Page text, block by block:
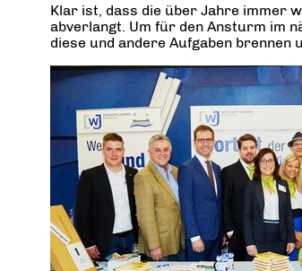
Klar ist, dass die über Jahre immer
abverlangt. Um für den Ansturm im
diese und andere Aufgaben